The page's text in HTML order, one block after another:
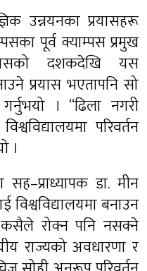
उन्नयनका प्रयासहरू
पूर्व क्याम्पस प्रमुख
दशकदेखि यस
प्रयास भएतापनि सो
। “ढिला नगरी
परिवर्तन
।
डा. मीन
बनाउन
रोक्न पनि नसक्ने
राज्यको अवधारणा र